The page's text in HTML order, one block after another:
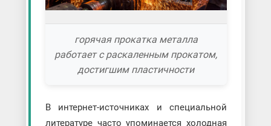
горячая прокатка металла
работает с раскаленным прокатом,
достигшим пластичности
В интернет-источниках и специальной
литературе часто упоминается холодная